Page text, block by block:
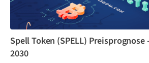
Spell Token (SPELL) Preisprognose
2030